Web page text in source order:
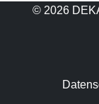
© 2026